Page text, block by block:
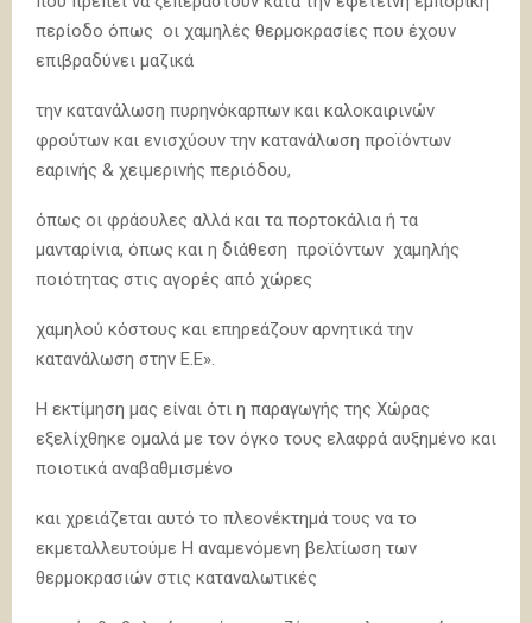
περίοδο όπως οι χαμηλές θερμοκρασίες που έχουν
επιβραδύνει μαζικά
την κατανάλωση πυρηνόκαρπων και καλοκαιρινών
φρούτων και ενισχύουν την κατανάλωση προϊόντων
εαρινής & χειμερινής περιόδου,
όπως οι φράουλες αλλά και τα πορτοκάλια ή τα
μανταρίνια, όπως και η διάθεση προϊόντων χαμηλής
ποιότητας στις αγορές από χώρες
χαμηλού κόστους και επηρεάζουν αρνητικά την
κατανάλωση στην Ε.Ε».
Η εκτίμηση μας είναι ότι η παραγωγής της Χώρας
εξελίχθηκε ομαλά με τον όγκο τους ελαφρά αυξημένο και
ποιοτικά αναβαθμισμένο
και χρειάζεται αυτό το πλεονέκτημά τους να το
εκμεταλλευτούμε Η αναμενόμενη βελτίωση των
θερμοκρασιών στις καταναλωτικές